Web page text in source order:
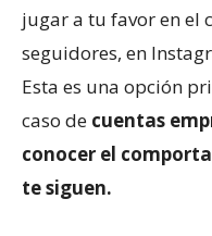
jugar a tu favor en el
seguidores, en
Esta es una opción
caso de cuentas
conocer el
te siguen.